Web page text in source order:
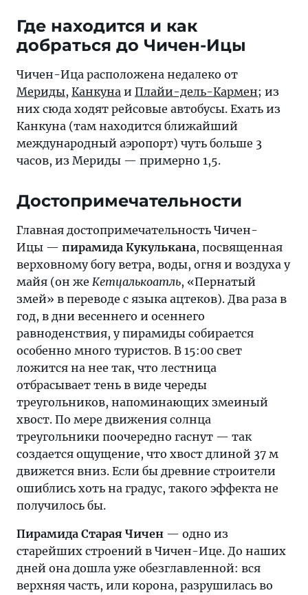
Где находится и как
добраться до Чичен-Ицы
Чичен-Ица расположена недалеко от
Мериды, Канкуна и Плайи-дель-Кармен; из
них сюда ходят рейсовые автобусы. Ехать из
Канкуна (там находится ближайший
международный аэропорт) чуть больше 3
часов, из Мериды — примерно 1,5.
Достопримечательности
Главная достопримечательность Чичен-
Ицы — пирамида Кукулькана, посвященная
верховному богу ветра, воды, огня и воздуха у
майя (он же Кетцалькоатль, «Пернатый
змей» в переводе с языка ацтеков). Два раза в
год, в дни весеннего и осеннего
равноденствия, у пирамиды собирается
особенно много туристов. В 15:00 свет
ложится на нее так, что лестница
отбрасывает тень в виде череды
треугольников, напоминающих змеиный
хвост. По мере движения солнца
треугольники поочередно гаснут — так
создается ощущение, что хвост длиной 37 м
движется вниз. Если бы древние строители
ошиблись хоть на градус, такого эффекта не
получилось бы.
Пирамида Старая Чичен — одно из
старейших строений в Чичен-Ице. До наших
дней она дошла уже обезглавленной: вся
верхняя часть, или корона, разрушилась во